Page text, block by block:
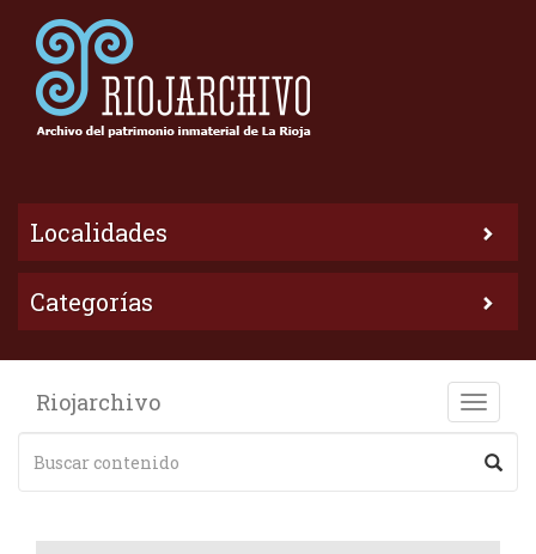
Localidades
Categorías
Toggle
Riojarchivo